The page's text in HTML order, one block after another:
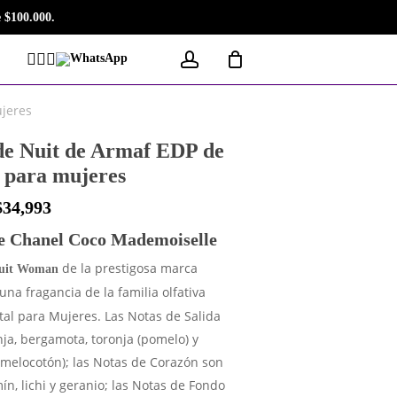
account
Facebook
Instagram
Tiktok
WhatsApp
Nuit de Armaf EDP de
para mujeres
34,993
Chanel Coco Mademoiselle
Woman de la prestigosa marca
fragancia de la familia olfativa
para Mujeres. Las Notas de Salida
bergamota, toronja (pomelo) y
las Notas de Corazón son
lichi y geranio; las Notas de Fondo